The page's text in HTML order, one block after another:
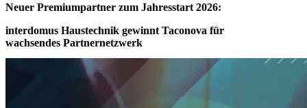
Neuer Premiumpartner zum Jahresstart 2026:
interdomus Haustechnik gewinnt Taconova für
wachsendes Partnernetzwerk